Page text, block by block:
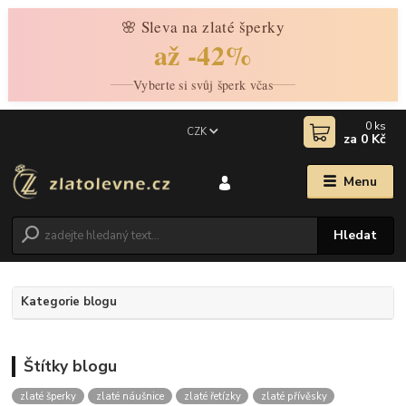
🌸 Sleva na zlaté šperky
až -42%
Vyberte si svůj šperk včas
Menu
CZK
Hledat
0 ks
za 0 Kč
Kategorie blogu
Štítky blogu
zlaté šperky zlaté náušnice zlaté řetízky
zlaté přívěsky